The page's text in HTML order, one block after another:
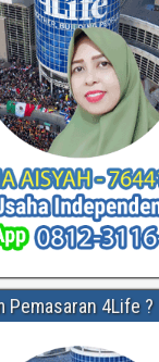
Pemasaran 4Life ?